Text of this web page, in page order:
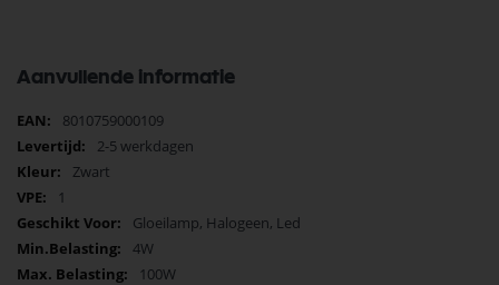
Aanvullende informatie
Meer
informatie
8010759000109
2-5 werkdagen
Zwart
1
Gloeilamp, Halogeen, Led
4W
100W